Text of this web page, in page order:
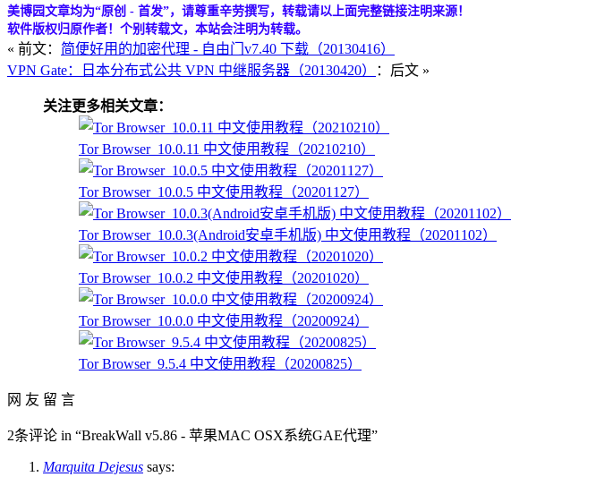
美博园文章均为“原创 - 首发”，请尊重辛劳撰写，转载请以上面完整链接注明来源！
软件版权归原作者！个别转载文，本站会注明为转载。
« 前文： 简便好用的加密代理 - 自由门v7.40 下载（20130416）
VPN Gate：日本分布式公共 VPN 中继服务器（20130420）
：后文 »
关注更多相关文章：
Tor Browser_10.0.11 中文使用教程（20210210）
Tor Browser_10.0.5 中文使用教程（20201127）
Tor Browser_10.0.3(Android安卓手机版) 中文使用教程（20201102）
Tor Browser_10.0.2 中文使用教程（20201020）
Tor Browser_10.0.0 中文使用教程（20200924）
Tor Browser_9.5.4 中文使用教程（20200825）
网 友 留 言
2条评论 in “BreakWall v5.86 - 苹果MAC OSX系统GAE代理”
Marquita Dejesus says: